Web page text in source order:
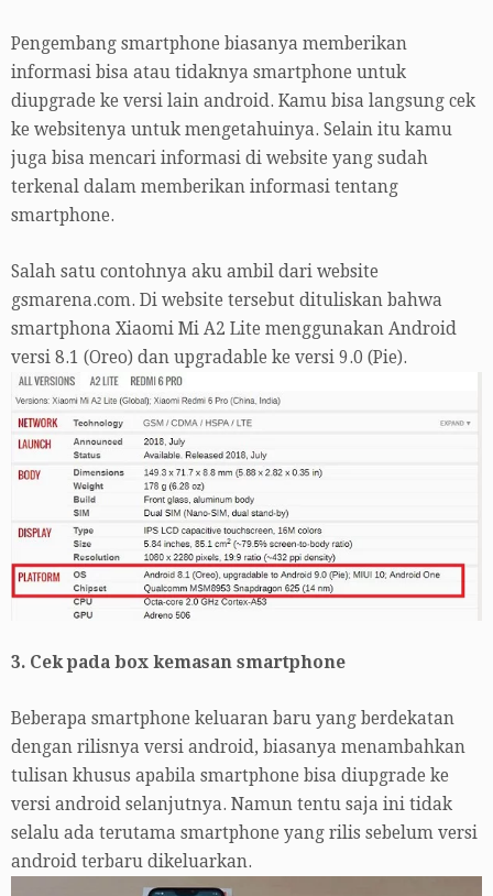
Pengembang smartphone biasanya memberikan
informasi bisa atau tidaknya smartphone untuk
diupgrade ke versi lain android. Kamu bisa langsung cek
ke websitenya untuk mengetahuinya. Selain itu kamu
juga bisa mencari informasi di website yang sudah
terkenal dalam memberikan informasi tentang
smartphone.
Salah satu contohnya aku ambil dari website
gsmarena.com. Di website tersebut dituliskan bahwa
smartphona Xiaomi Mi A2 Lite menggunakan Android
versi 8.1 (Oreo) dan upgradable ke versi 9.0 (Pie).
3. Cek pada box kemasan smartphone
Beberapa smartphone keluaran baru yang berdekatan
dengan rilisnya versi android, biasanya menambahkan
tulisan khusus apabila smartphone bisa diupgrade ke
versi android selanjutnya. Namun tentu saja ini tidak
selalu ada terutama smartphone yang rilis sebelum versi
android terbaru dikeluarkan.